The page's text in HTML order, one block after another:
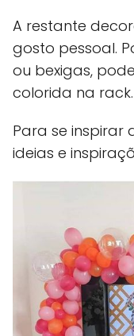
A restante
gosto pessoal.
ou bexigas,
colorida na rack.
Para se inspirar
ideias e